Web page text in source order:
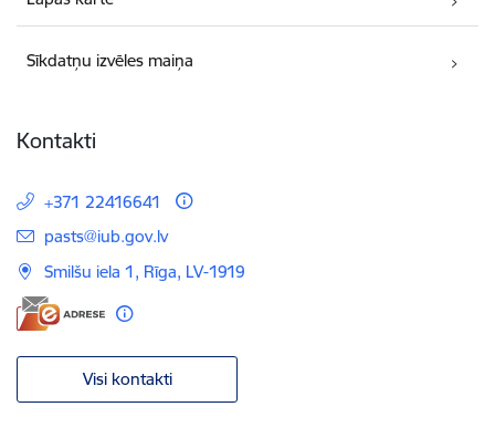
Sīkdatņu izvēles maiņa
Kontakti
+371 22416641
E-pasts:
pasts@iub.gov.lv
Smilšu iela 1, Rīga, LV-1919
Visi kontakti